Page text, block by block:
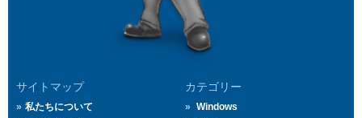
サイトマップ
私たちについて
カテゴリー
Windows